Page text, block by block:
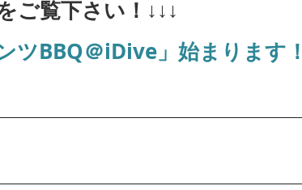
ご覧下さい！↓↓↓
ツBBQ＠iDive」始まります